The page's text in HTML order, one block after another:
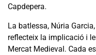
Capdepera.
La batlessa, Núria
reflecteix la implicació i
Mercat Medieval. Cada